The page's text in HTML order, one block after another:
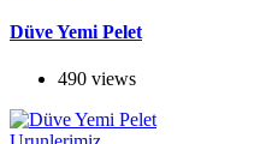
Düve Yemi Pelet
490 views